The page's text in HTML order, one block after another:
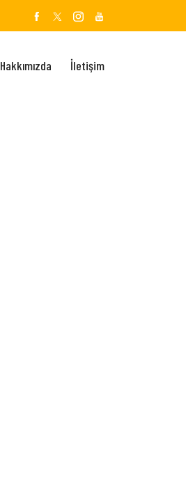
Hakkımızda İletişim